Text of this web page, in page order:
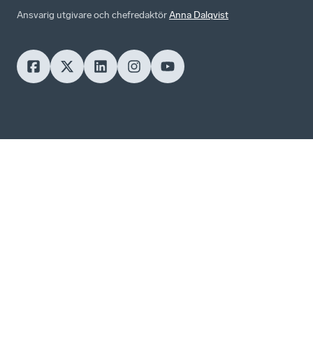
Ansvarig utgivare och chefredaktörAnna Dalqvist